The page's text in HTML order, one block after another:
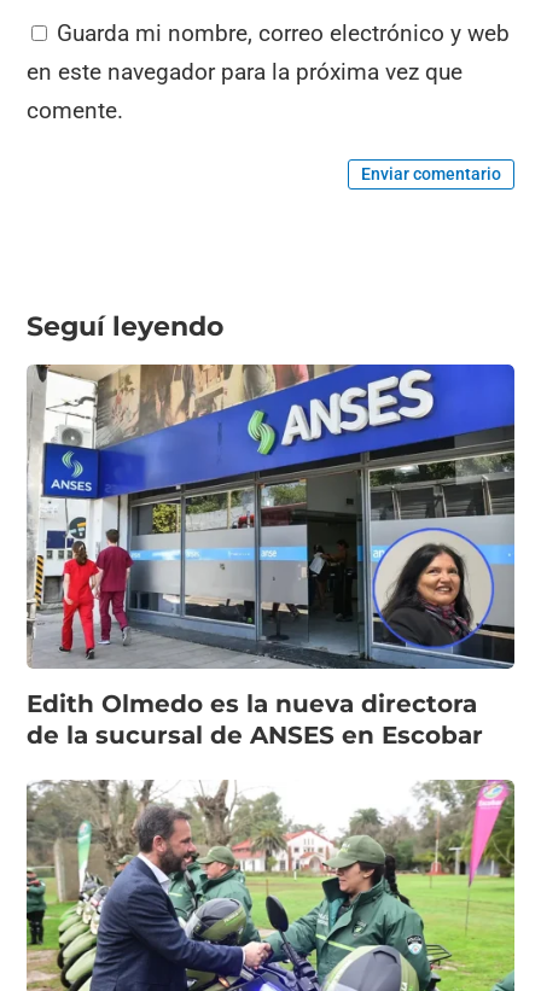
Guarda mi nombre, correo electrónico y web
en este navegador para la próxima vez que
comente.
Enviar comentario
Seguí leyendo
Edith Olmedo es la nueva directora
de la sucursal de ANSES en Escobar